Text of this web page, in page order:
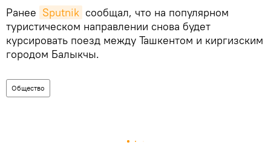
Ранее Sputnik сообщал, что на популярном
туристическом направлении снова будет
курсировать поезд между Ташкентом и киргизским
городом Балыкчы.
Общество